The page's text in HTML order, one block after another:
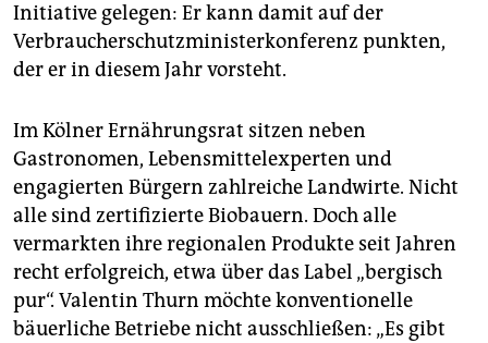
Initiative gelegen: Er kann damit auf der
Verbraucherschutzministerkonferenz punkten,
der er in diesem Jahr vorsteht.
Im Kölner Ernährungsrat sitzen neben
Gastronomen, Lebensmittelexperten und
engagierten Bürgern zahlreiche Landwirte. Nicht
alle sind zertifizierte Biobauern. Doch alle
vermarkten ihre regionalen Produkte seit Jahren
recht erfolgreich, etwa über das Label „bergisch
pur“. Valentin Thurn möchte konventionelle
bäuerliche Betriebe nicht ausschließen: „Es gibt